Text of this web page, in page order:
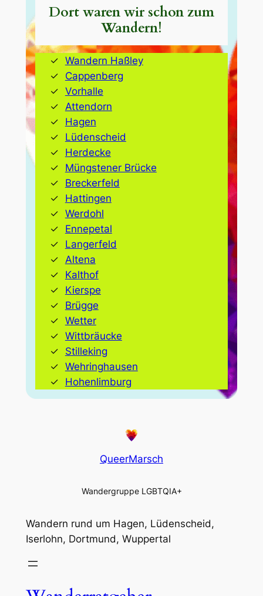
Dort waren wir schon zum
Wandern!
Wandern Haßley
Cappenberg
Vorhalle
Attendorn
Hagen
Lüdenscheid
Herdecke
Müngstener Brücke
Breckerfeld
Hattingen
Werdohl
Ennepetal
Langerfeld
Altena
Kalthof
Kierspe
Brügge
Wetter
Wittbräucke
Stilleking
Wehringhausen
Hohenlimburg
QueerMarsch
Wandergruppe LGBTQIA+
Wandern rund um Hagen, Lüdenscheid,
Iserlohn, Dortmund, Wuppertal